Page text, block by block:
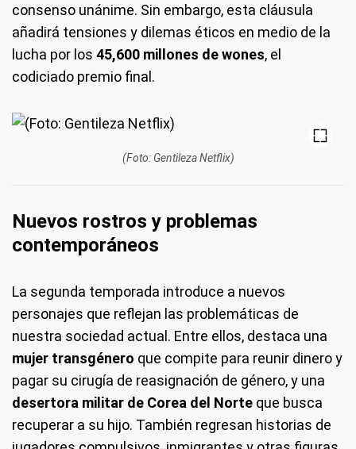
consenso unánime. Sin embargo, esta cláusula
añadirá tensiones y dilemas éticos en medio de la
lucha por los 45,600 millones de wones, el
codiciado premio final.
(Foto: Gentileza Netflix)
Nuevos rostros y problemas
contemporáneos
La segunda temporada introduce a nuevos
personajes que reflejan las problemáticas de
nuestra sociedad actual. Entre ellos, destaca una
mujer transgénero que compite para reunir dinero y
pagar su cirugía de reasignación de género, y una
desertora militar de Corea del Norte que busca
recuperar a su hijo. También regresan historias de